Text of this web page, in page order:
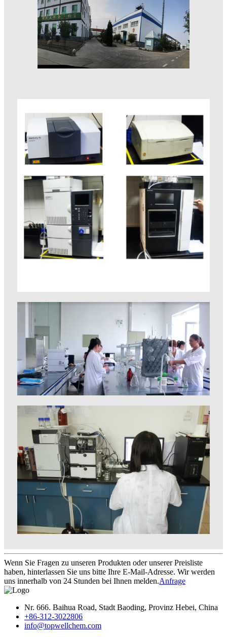
Wenn Sie Fragen zu unseren Produkten oder unserer Preisliste
haben, hinterlassen Sie uns bitte Ihre E-Mail-Adresse. Wir werden
uns innerhalb von 24 Stunden bei Ihnen melden.Anfrage
Nr. 666. Baihua Road, Stadt Baoding, Provinz Hebei, China
+86-312-3022806
info@topwellchem.com